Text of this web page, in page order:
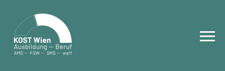
content